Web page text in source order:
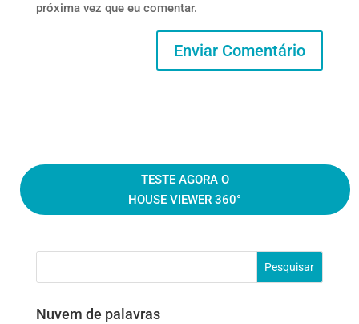
próxima vez que eu comentar.
TESTE AGORA O
HOUSE VIEWER 360°
Nuvem de palavras